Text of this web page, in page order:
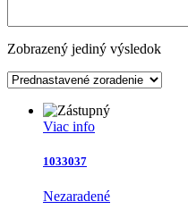
Zobrazený jediný výsledok
Viac info
1033037
Nezaradené